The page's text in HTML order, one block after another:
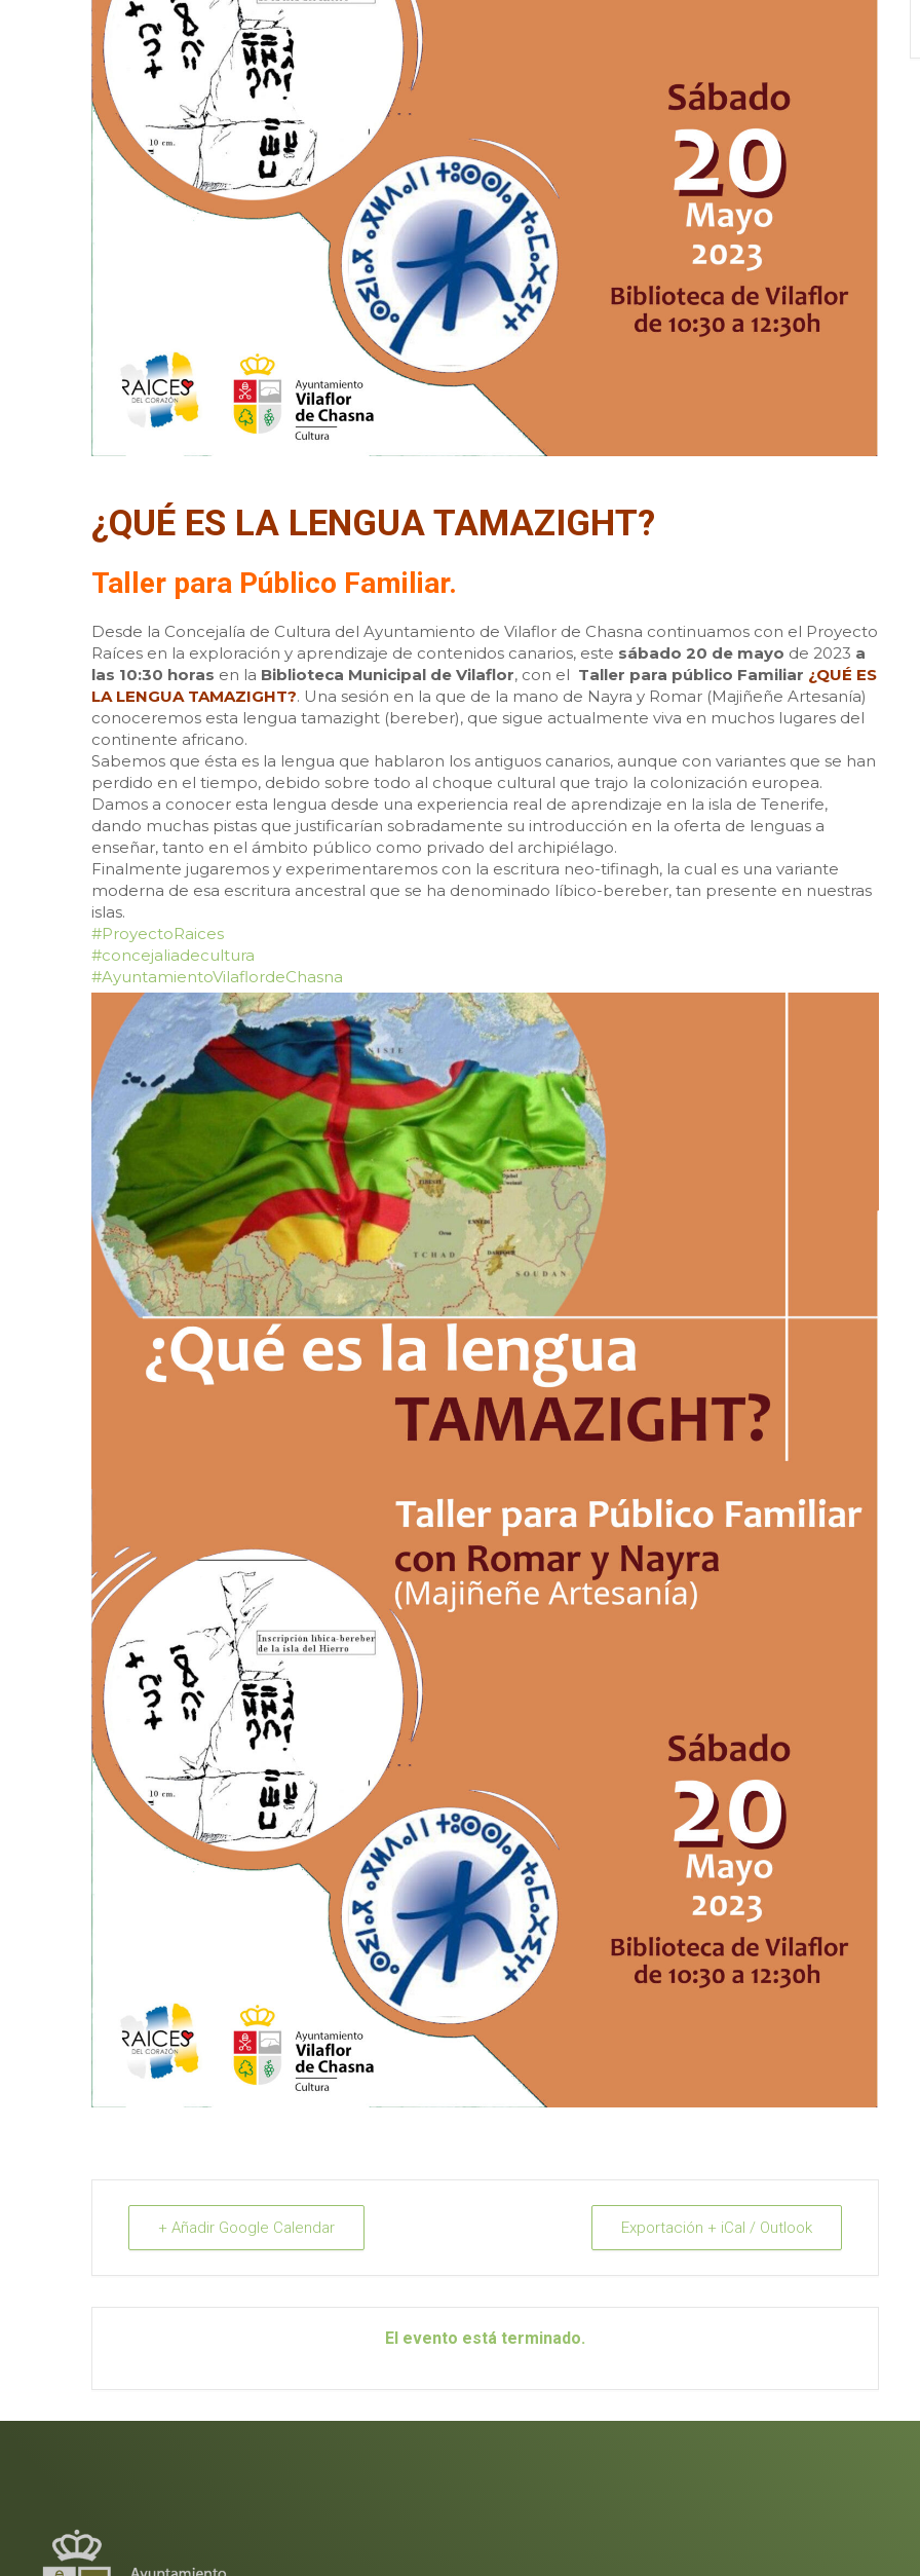
¿QUÉ ES LA LENGUA TAMAZIGHT?
Taller para Público Familiar.
Desde la Concejalía de Cultura del Ayuntamiento de Vilaflor de Chasna continuamos con el Proyecto
Raíces en la exploración y aprendizaje de contenidos canarios, este sábado 20 de mayo de 2023 a
las 10:30 horas en la Biblioteca Municipal de Vilaflor, con el Taller para público Familiar ¿QUÉ ES
LA LENGUA TAMAZIGHT?. Una sesión en la que de la mano de Nayra y Romar (Majiñeñe Artesanía)
conoceremos esta lengua tamazight (bereber), que sigue actualmente viva en muchos lugares del
continente africano.
Sabemos que ésta es la lengua que hablaron los antiguos canarios, aunque con variantes que se han
perdido en el tiempo, debido sobre todo al choque cultural que trajo la colonización europea.
Damos a conocer esta lengua desde una experiencia real de aprendizaje en la isla de Tenerife,
dando muchas pistas que justificarían sobradamente su introducción en la oferta de lenguas a
enseñar, tanto en el ámbito público como privado del archipiélago.
Finalmente jugaremos y experimentaremos con la escritura neo-tifinagh, la cual es una variante
moderna de esa escritura ancestral que se ha denominado líbico-bereber, tan presente en nuestras
islas.
#ProyectoRaices
#concejaliadecultura
#AyuntamientoVilaflordeChasna
+ Añadir Google Calendar Exportación + iCal / Outlook
El evento está terminado.